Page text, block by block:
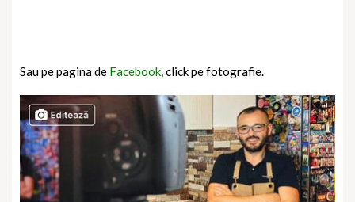
Sau pe pagina de Facebook,click pe fotografie.